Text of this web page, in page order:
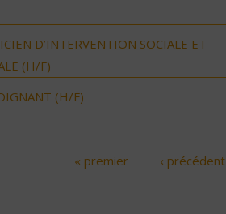
D’INTERVENTION SOCIALE ET
(H/F)
(H/F)
« premier ‹ précédent